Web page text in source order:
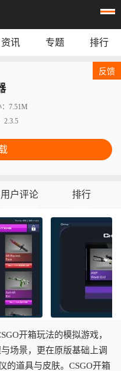
资讯 专题 排行
7.51M
2.3.5
反馈
用户评论 排行
开箱玩法的模拟游戏，
场景，更在原版基础上调
的道具与皮肤。CSGO开箱